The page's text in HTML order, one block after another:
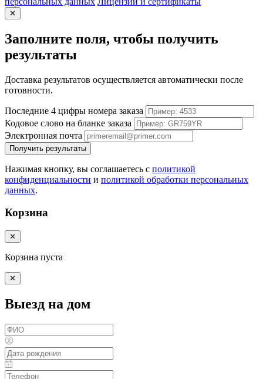
✕
Заполните поля, чтобы получить
результаты
Доставка результатов осуществляется автоматически после
готовности.
Последние 4 цифры номера заказа
Кодовое слово на бланке заказа
Электронная почта
Получить результаты
Нажимая кнопку, вы соглашаетесь с политикой
конфиденциальности и политикой обработки персональных
данных.
Корзина
✕
Корзина пуста
✕
Выезд на дом